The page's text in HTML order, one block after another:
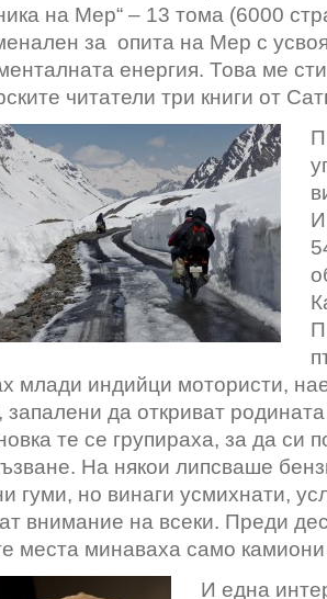
на Мер“ – 13 тома (6000
за опита на Мер с
енергия. Това ме
читатели три книги от
млади индийци мотористи,
запалени да откриват
те се групираха, за да си
На някои липсваше
гуми, но винаги усмихнати,
внимание на всеки. Преди
места минаваха само
И една